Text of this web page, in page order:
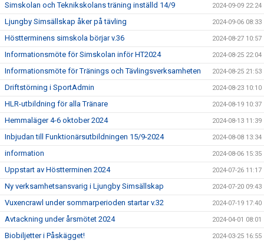
Simskolan och Teknikskolans träning inställd 14/9 2024-09-09 22:24
Ljungby Simsällskap åker på tävling 2024-09-06 08:33
Höstterminens simskola börjar v.36 2024-08-27 10:57
Informationsmöte för Simskolan inför HT2024 2024-08-25 22:04
Informationsmöte för Tränings och Tävlingsverksamheten 2024-08-25 21:53
Driftstörning i SportAdmin 2024-08-23 10:10
HLR-utbildning för alla Tränare 2024-08-19 10:37
Hemmaläger 4-6 oktober 2024 2024-08-13 11:39
Inbjudan till Funktionärsutbildningen 15/9-2024 2024-08-08 13:34
information 2024-08-06 15:35
Uppstart av Höstterminen 2024 2024-07-26 11:17
Ny verksamhetsansvarig i Ljungby Simsällskap 2024-07-20 09:43
Vuxencrawl under sommarperioden startar v.32 2024-07-19 17:40
Avtackning under årsmötet 2024 2024-04-01 08:01
Biobiljetter i Påskägget! 2024-03-25 16:55